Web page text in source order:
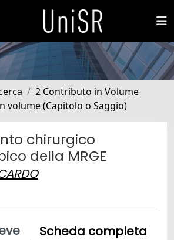
2 Contributo in Volume
volume (Capitolo o Saggio)
chirurgico
della MRGE
Scheda completa